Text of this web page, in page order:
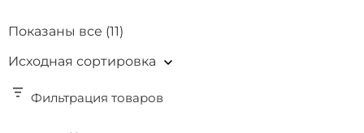
Показаны все (11)
Фильтрация товаров